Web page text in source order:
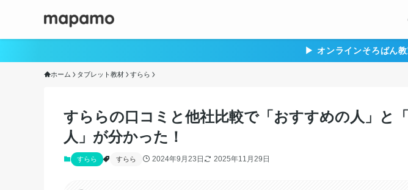
▶︎ オンラインそろばん
ホーム タブレット教材 すらら
すららの口コミと他社比較で「おすすめの人」と
人」が分かった！
すらら すらら 2024年9月23日 2025年11月29日